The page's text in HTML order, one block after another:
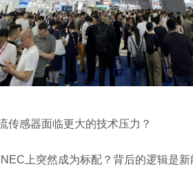
传感器面临更大的技术压力？
上突然成为标配？背后的逻辑是